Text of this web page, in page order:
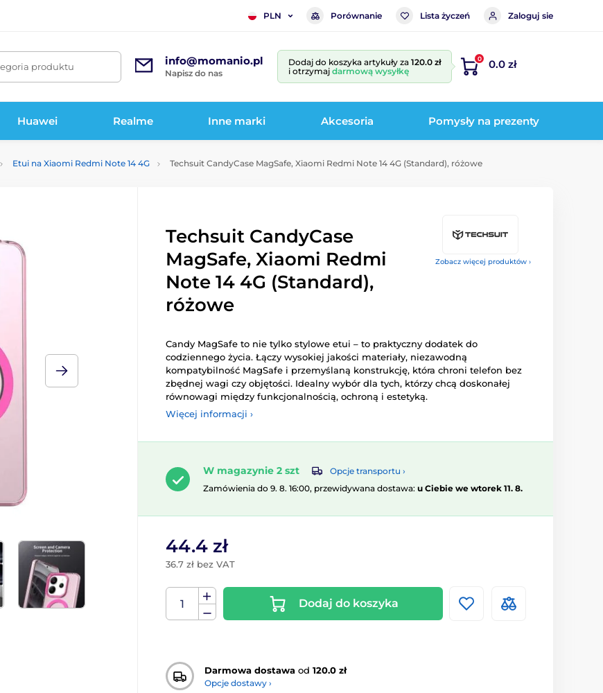
PLN Porównanie Lista życzeń Zaloguj sie
produktu info@momanio.pl
Napisz do nas
Dodaj do koszyka artykuły za 120.0 zł
i otrzymaj darmową wysyłkę
0 0.0 zł
Huawei Realme Inne marki Akcesoria Pomysły na prezenty
Etui na Xiaomi Redmi Note 14 4G Techsuit CandyCase MagSafe, Xiaomi Redmi Note 14 4G (Standard), różowe
Zobacz więcej produktów ›
Techsuit CandyCase
MagSafe, Xiaomi Redmi
Note 14 4G (Standard),
różowe
Candy MagSafe to nie tylko stylowe etui – to praktyczny dodatek do
codziennego życia. Łączy wysokiej jakości materiały, niezawodną
kompatybilność MagSafe i przemyślaną konstrukcję, która chroni telefon bez
zbędnej wagi czy objętości. Idealny wybór dla tych, którzy chcą doskonałej
równowagi między funkcjonalnością, ochroną i estetyką.
Więcej informacji ›
W magazynie 2 szt
Opcje transportu ›
Zamówienia do 9. 8. 16:00, przewidywana dostawa: u Ciebie we wtorek 11. 8.
44.4 zł
36.7 zł bez VAT
Dodaj do koszyka
Darmowa dostawa od 120.0 zł
Opcje dostawy ›